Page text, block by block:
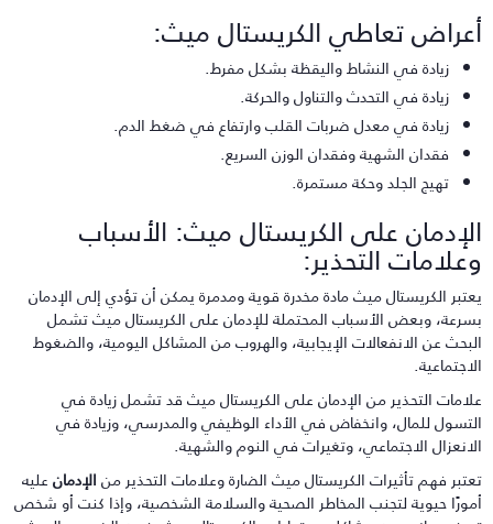
تعاطي الكريستال ميث:
زيادة في النشاط واليقظة بشكل مفرط.
زيادة في التحدث والتناول والحركة.
زيادة في معدل ضربات القلب وارتفاع في ضغط الدم.
فقدان الشهية وفقدان الوزن السريع.
تهيج الجلد وحكة مستمرة.
على الكريستال ميث: الأسباب
التحذير:
الكريستال ميث مادة مخدرة قوية ومدمرة يمكن أن تؤدي إلى الإدمان
وبعض الأسباب المحتملة للإدمان على الكريستال ميث تشمل
عن الانفعالات الإيجابية، والهروب من المشاكل اليومية، والضغوط
التحذير من الإدمان على الكريستال ميث قد تشمل زيادة في
للمال، وانخفاض في الأداء الوظيفي والمدرسي، وزيادة في
الاجتماعي، وتغيرات في النوم والشهية.
فهم تأثيرات الكريستال ميث الضارة وعلامات التحذير منالإدمانعليه
حيوية لتجنب المخاطر الصحية والسلامة الشخصية، وإذا كنت أو شخص